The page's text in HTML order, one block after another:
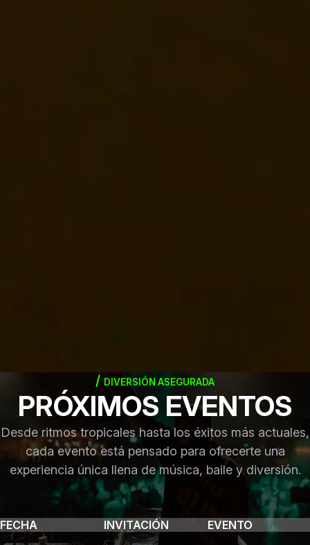
DIVERSIÓN ASEGURADA
PRÓXIMOS EVENTOS
Desde ritmos tropicales hasta los éxitos más actuales,
cada evento está pensado para ofrecerte una
experiencia única llena de música, baile y diversión.
FECHA INVITACIÓN EVENTO